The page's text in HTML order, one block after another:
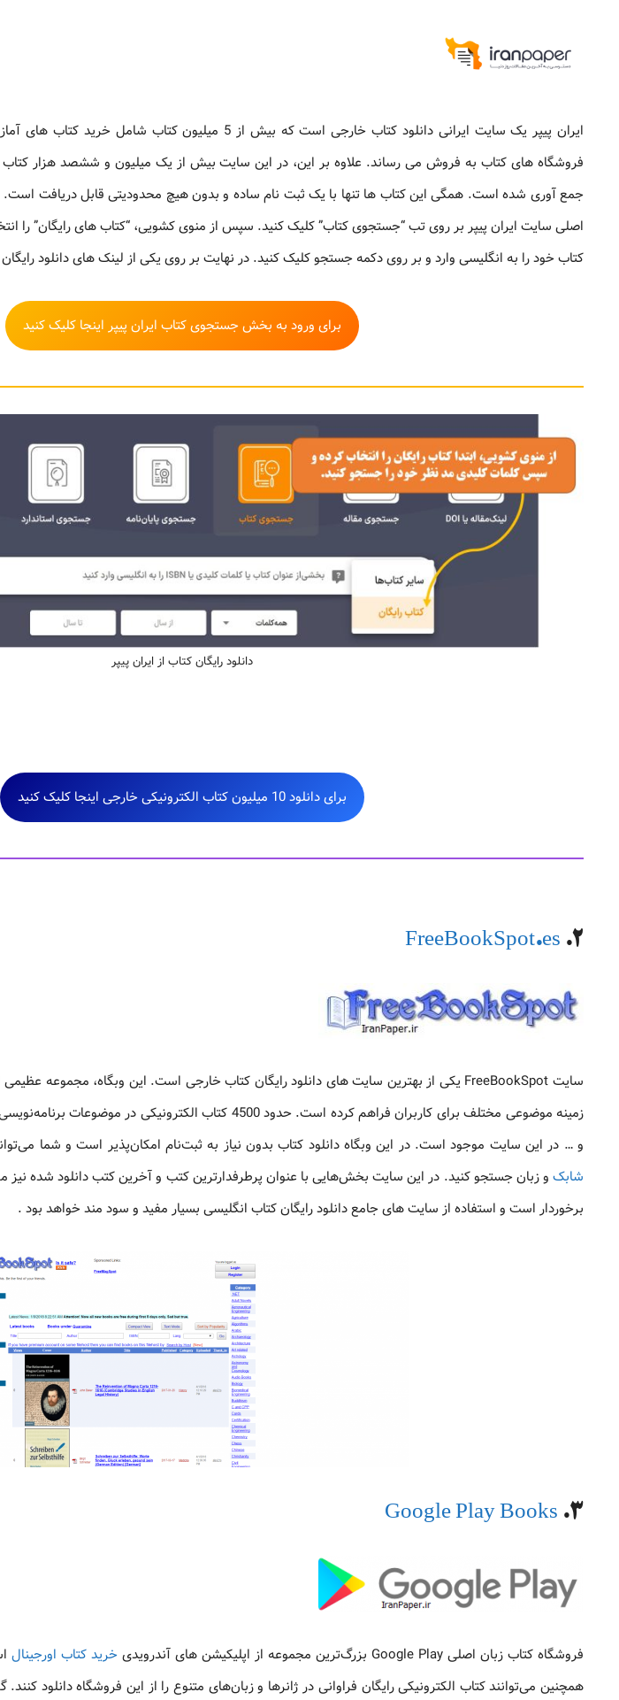
ایران پیپر یک سایت ایرانی دانلود کتاب خارجی است که بیش از 5
فروشگاه های کتاب به فروش می رساند. علاوه بر این، در این سایت بیش از یک میلیون و ششصد هزار کتاب
جمع آوری شده است. همگی این کتاب ها تنها با یک ثبت نام ساده و بدون هیچ محدودیتی قابل دریافت است.
اصلی سایت ایران پیپر بر روی تب “جستجوی کتاب” کلیک کنید. سپس از منوی کشویی، “کتاب های رایگان” را
کتاب خود را به انگلیسی وارد و بر روی دکمه جستجو کلیک کنید. در نهایت بر روی یکی از لینک های دانلود
برای ورود به بخش جستجوی کتاب ایران پیپر اینجا کلیک کنید
دانلود رایگان کتاب از ایران پیپر
برای دانلود 10 میلیون کتاب الکترونیکی خارجی اینجا کلیک کنید
2.
FreeBookSpot.es
زمینه موضوعی مختلف برای کاربران فراهم کرده است. حدود 4500 کتاب
و … در این سایت موجود است. در این وبگاه دانلود کتاب‌ بدون نیاز به ثبت‌نام امکان‌پذیر است و شما
شابک و زبان جستجو کنید. در این سایت بخش‌هایی با عنوان پرطرفدارترین کتب و آخرین کتب دانلود شده نیز
برخوردار است و استفاده از سایت های جامع دانلود رایگان کتاب انگلیسی بسیار مفید و سود مند خواهد بود .
3.
Google Play Books
فروشگاه کتاب زبان اصلی Google Play بزرگ‌ترین مجموعه از اپلیکیشن های آندرویدی خرید کتاب اورجینال